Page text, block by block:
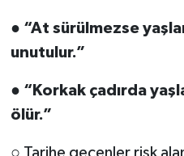
● “At sürülmezse
unutulur.”
● “Korkak çadırda
ölür.”
○ Tarihe geçenler risk